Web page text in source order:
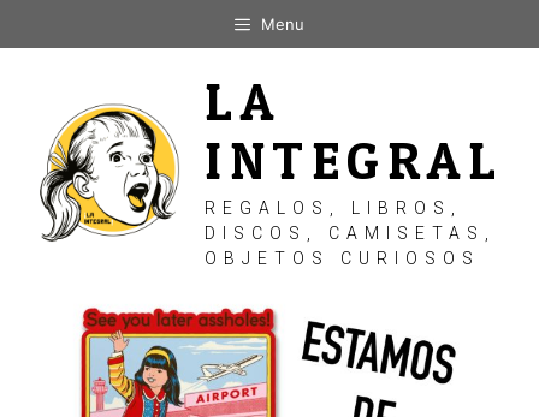
al
Menu
LA
INTEGRAL
REGALOS, LIBROS,
DISCOS, CAMISETAS,
OBJETOS CURIOSOS